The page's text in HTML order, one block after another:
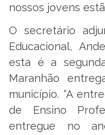
nossos jovens
O secretário
Educacional,
esta é a
Maranhão
município. “A
de Ensino
entregue no